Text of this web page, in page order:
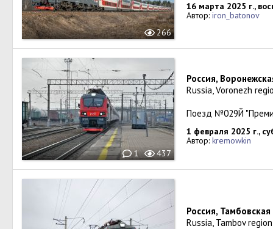
266
16 марта 2025 г.,
Автор: iron_batonov
1 437
Россия,
Russia, Voronezh
Поезд №029Й
1 февраля 2025 г.,
Автор: kremowkin
Россия,
Russia, Tambov